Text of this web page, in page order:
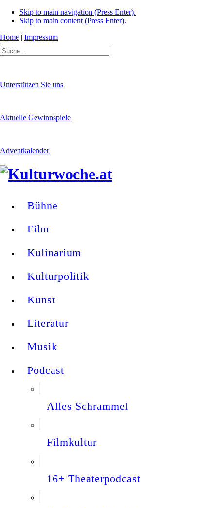
Skip to main navigation (Press Enter).
Skip to main content (Press Enter).
Home | Impressum
Unterstützen Sie uns
Aktuelle Gewinnspiele
Adventkalender
Bühne
Film
Kulinarium
Kulturpolitik
Kunst
Literatur
Musik
Podcast
Alles Schrammel
Filmkultur
16+ Theaterpodcast